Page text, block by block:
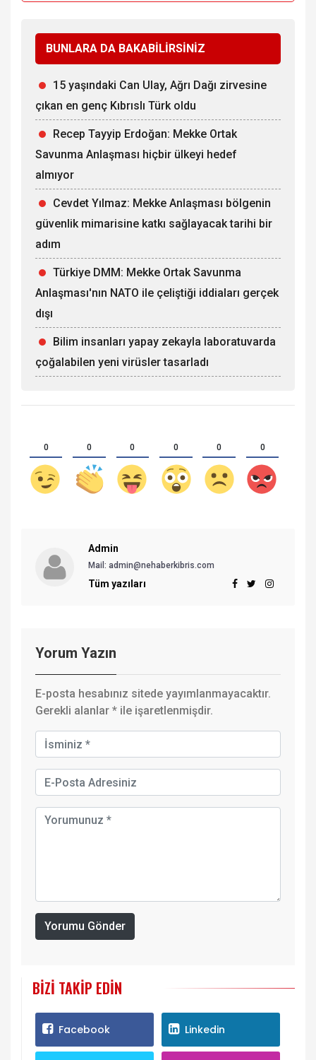
BUNLARA DA BAKABİLİRSİNİZ
15 yaşındaki Can Ulay, Ağrı Dağı zirvesine
çıkan en genç Kıbrıslı Türk oldu
Recep Tayyip Erdoğan: Mekke Ortak
Savunma Anlaşması hiçbir ülkeyi hedef
almıyor
Cevdet Yılmaz: Mekke Anlaşması bölgenin
güvenlik mimarisine katkı sağlayacak tarihi bir
adım
Türkiye DMM: Mekke Ortak Savunma
Anlaşması'nın NATO ile çeliştiği iddiaları gerçek
dışı
Bilim insanları yapay zekayla laboratuvarda
çoğalabilen yeni virüsler tasarladı
0 0 0 0 0 0
Admin
Mail: admin@nehaberkibris.com
Tüm yazıları
Yorum Yazın
E-posta hesabınız sitede yayımlanmayacaktır.
Gerekli alanlar * ile işaretlenmişdir.
Yorumu Gönder
BIZI TAKIP EDIN
Facebook Linkedin